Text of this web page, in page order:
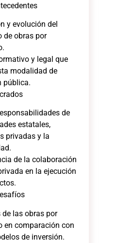
y evolución del
de obras por
y legal que
modalidad de
pública.
de
estatales,
privadas y la
de la colaboración
en la ejecución
de las obras por
en comparación con
de inversión.